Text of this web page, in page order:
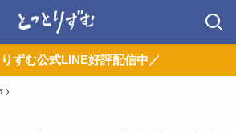
ずむ公式LINE好評配信中／